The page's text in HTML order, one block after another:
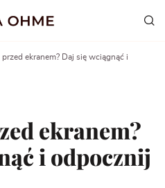
przed ekranem? Daj się wciągnąć i
ekranem?
i odpocznij